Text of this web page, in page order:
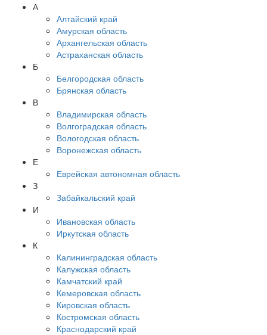
А
Алтайский край
Амурская область
Архангельская область
Астраханская область
Б
Белгородская область
Брянская область
В
Владимирская область
Волгоградская область
Вологодская область
Воронежская область
Е
Еврейская автономная область
З
Забайкальский край
И
Ивановская область
Иркутская область
К
Калининградская область
Калужская область
Камчатский край
Кемеровская область
Кировская область
Костромская область
Краснодарский край